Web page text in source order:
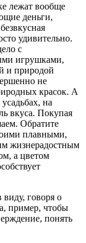
лежат вообще
деньги,
удивительно.
с
игрушками,
и природой
не
красок. А
на
вкуса. Покупая
Обратите
плавными,
жизнерадостным
а цветом
говоря о
пример, чтобы
понять